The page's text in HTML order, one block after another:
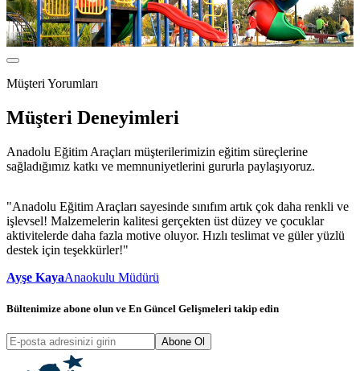
Müşteri Yorumları
Müşteri Deneyimleri
Anadolu Eğitim Araçları müşterilerimizin eğitim süreçlerine
sağladığımız katkı ve memnuniyetlerini gururla paylaşıyoruz.
"Anadolu Eğitim Araçları sayesinde sınıfım artık çok daha renkli ve
işlevsel! Malzemelerin kalitesi gerçekten üst düzey ve çocuklar
aktivitelerde daha fazla motive oluyor. Hızlı teslimat ve güler yüzlü
destek için teşekkürler!"
Ayşe KayaAnaokulu Müdürü
Bültenimize abone olun ve En Güncel Gelişmeleri takip edin
Abone Ol